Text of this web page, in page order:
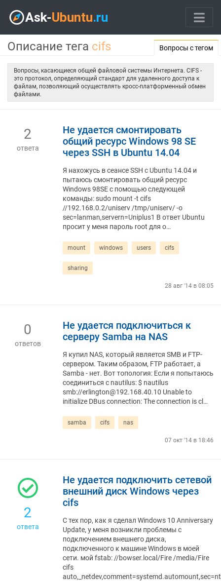
Описание тега cifs Вопросы с тегом
Вопросы, касающиеся общей файловой системы Интернета. CIFS -
это протокол, определяющий стандарт для удаленного доступа к
файлам, позволяющий осуществлять кросс-платформенный обмен
файлами.
2
ответа
Не удается смонтировать
общий ресурс Windows 98 SE
через SSH в Ubuntu 14.04
Я нахожусь в сеансе SSH с Ubuntu 14.04 и
пытаюсь смонтировать общий ресурс
Windows 98SE с помощью следующей
команды: sudo mount -t cifs
//192.168.0.2/uniserv /tmp/uniserv/ -o
sec=lanman,servern=Uniplus1 В ответ Ubuntu
просит у меня пароль root для о…
mount windows users cifs
sharing
28 авг '14 в 08:05
0
ответов
Не удается подключиться к
серверу Samba на NAS
Я купил NAS, который является SMB и FTP-
сервером. Таким образом, FTP работает, а
Samba - нет. Вот топология: Если я попытаюсь
соединиться с nautilus: $ nautilus
smb://erlington@192.168.40.10 Unable to
initialize DBus connection: The connection is cl…
samba cifs nas
07 окт '14 в 18:46
2
ответа
Не удается подключить сетевой
внешний диск Windows через
cifs
С тех пор, как я сделал Windows 10 Anniversary
Update, у меня возникли проблемы с
подключением внешнего диска,
подключенного к машине Windows в моей
сети. мой fstab: //bowser.local/Fire /media/Fire
cifs